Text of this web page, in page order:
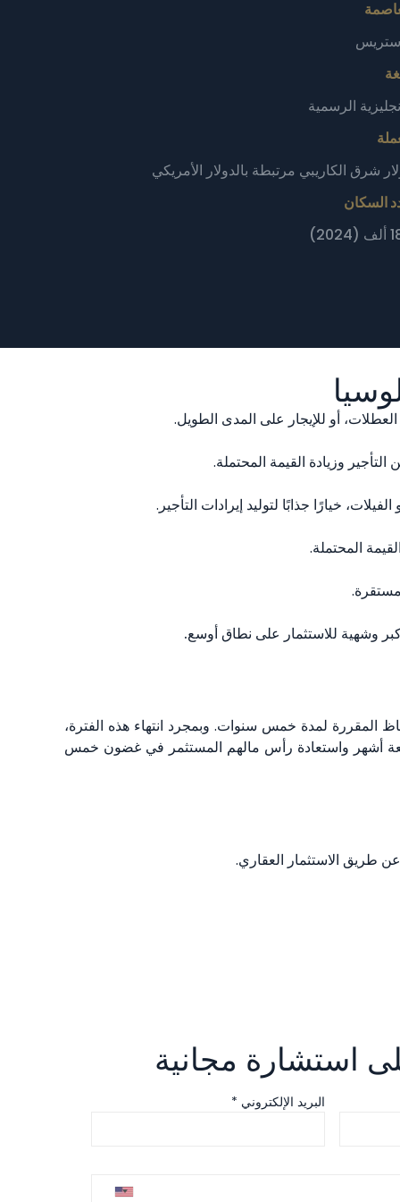
الرسمية
شرق الكاريبي مرتبطة بالدولار الأمريكي
السكان
أو للإيجار على المدى الطويل.
وزيادة القيمة المحتملة.
خيارًا جذابًا لتوليد إيرادات التأجير.
المحتملة.
مستقرة.
وشهية للاستثمار على نطاق أوسع.
المقررة لمدة خمس سنوات. وبمجرد انتهاء هذه الفترة،
بضعة أشهر واستعادة رأس مالهم المستثمر في غضون خمس
طريق الاستثمار العقاري.
استشارة مجانية
البريد الإلكتروني *